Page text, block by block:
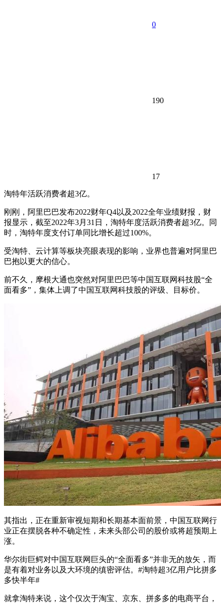
0
190
17
淘特年活跃消费者超3亿。
刚刚，阿里巴巴发布2022财年Q4以及2022全年业绩财报，财
报显示，截至2022年3月31日，淘特年度活跃消费者超3亿。同
时，淘特年度支付订单同比增长超过100%。
受淘特、云计算等板块亮眼表现的影响，业界也普遍对阿里巴
巴抱以更大的信心。
前不久，摩根大通也突然对阿里巴巴等中国互联网科技股“全
面看多”，集体上调了中国互联网科技股的评级、目标价。
其指出，正在重新审视短期和长期基本面前景，中国互联网行
业正在摆脱各种不确定性，未来头部公司的股价或将超预期上
涨。
华尔街巨鳄对中国互联网巨头的“全面看多”并非无的放矢，而
是有着对业务以及大环境的缜密评估。#淘特超3亿用户比拼多
多快半年#
就拿淘特来说，这个仅次于淘宝、京东、拼多多的电商平台，